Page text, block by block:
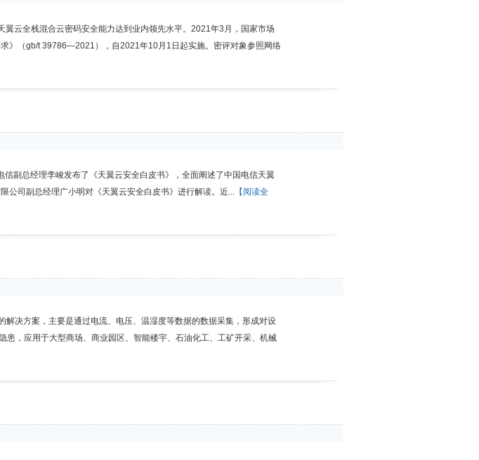
云全栈混合云密码安全能力达到业内领先水平。2021年3月，国家市场
》（gb/t 39786—2021），自2021年10月1日起实施。密评对象参照网络
副总经理李峻发布了《天翼云安全白皮书》，全面阐述了中国电信天翼
公司副总经理广小明对《天翼云安全白皮书》进行解读。近... 【阅读全
决方案，主要是通过电流、电压、温湿度等数据的数据采集，形成对设
，应用于大型商场、商业园区、智能楼宇、石油化工、工矿开采、机械